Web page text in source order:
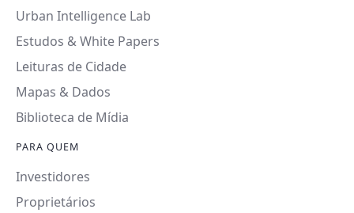
Urban Intelligence Lab
Estudos & White Papers
Leituras de Cidade
Mapas & Dados
Biblioteca de Mídia
PARA QUEM
Investidores
Proprietários